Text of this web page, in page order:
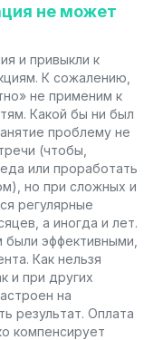
не может
и привыкли к
К сожалению,
не применим к
Какой бы ни был
проблему не
(чтобы,
или проработать
но при сложных и
регулярные
а иногда и лет.
эффективными,
Как нельзя
и при других
на
результат. Оплата
компенсирует